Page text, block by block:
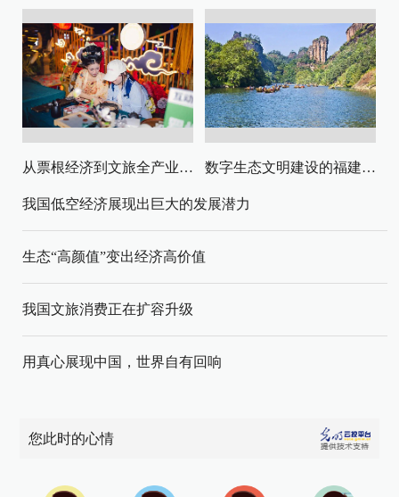
从票根经济到文旅全产业链升级 数字生态文明建设的福建路径与启示
我国低空经济展现出巨大的发展潜力
生态“高颜值”变出经济高价值
我国文旅消费正在扩容升级
用真心展现中国，世界自有回响
您此时的心情